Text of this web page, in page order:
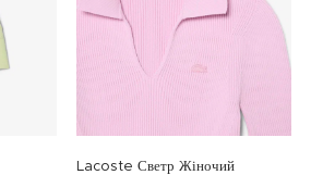
Lacoste Светр Жіночий